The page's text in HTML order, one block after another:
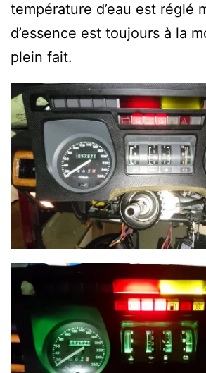
température d’eau est réglé
d’essence est toujours à la
plein fait.